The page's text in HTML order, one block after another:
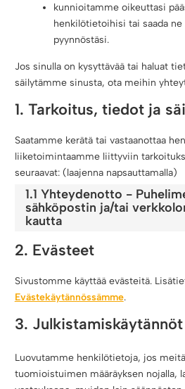
kunnioitamme oikeuttasi
henkilötietoihisi tai saada
pyynnöstäsi.
Jos sinulla on kysyttävää tai haluat
säilytämme sinusta, ota meihin
1. Tarkoitus, tiedot ja
Saatamme kerätä tai vastaanottaa
liiketoimintaamme liittyviin
seuraavat: (laajenna napsauttamalla)
1.1 Yhteydenotto -
sähköpostin ja/tai
kautta
2. Evästeet
Sivustomme käyttää evästeitä.
Evästekäytännössämme.
3. Julkistamiskäytännöt
Luovutamme henkilötietoja, jos
tuomioistuimen määräyksen nojalla,